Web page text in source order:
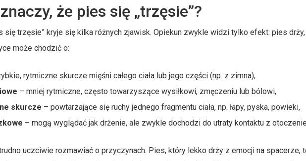
że pies się „trzęsie”?
się trzęsie” kryje się kilka różnych zjawisk. Opiekun zwykle widzi tylko efekt: pies
może chodzić o:
rytmiczne skurcze mięśni całego ciała lub jego części (np. z zimna),
– mniej rytmiczne, często towarzyszące wysiłkowi, zmęczeniu lub bólowi,
skurcze – powtarzające się ruchy jednego fragmentu ciała, np. łapy, pyska, powieki,
– mogą wyglądać jak drżenie, ale zwykle dochodzi do utraty kontaktu z
uczciwie rozmawiać o przyczynach. Pies, który lekko drży z emocji na spacerze,